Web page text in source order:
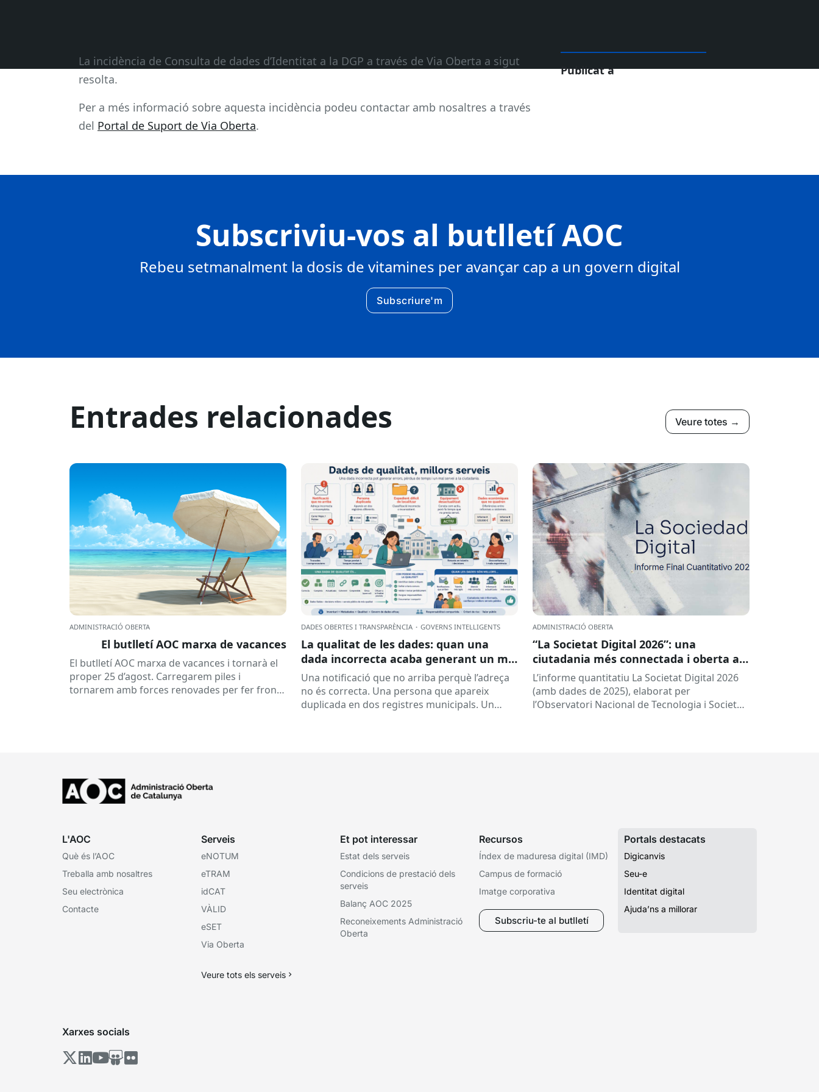
La incidència de Consulta de dades d’Identitat a la DGP a través de Via Oberta a sigut
resolta.
Per a més informació sobre aquesta incidència podeu contactar amb nosaltres a través
del Portal de Suport de Via Oberta.
Publicat a
Subscriviu-vos al butlletí AOC
Rebeu setmanalment la dosis de vitamines per avançar cap a un govern digital
Subscriure'm
Entrades relacionades Veure totes →
ADMINISTRACIÓ OBERTA
El butlletí AOC marxa de vacances
El butlletí AOC marxa de vacances i tornarà el
proper 25 d’agost. Carregarem piles i
tornarem amb forces renovades per fer front
DADES OBERTES I TRANSPARÈNCIA · GOVERNS INTEL·LIGENTS
La qualitat de les dades: quan una
dada incorrecta acaba generant un mal
servei
Una notificació que no arriba perquè l’adreça
no és correcta. Una persona que apareix
duplicada en dos registres municipals. Un
ADMINISTRACIÓ OBERTA
“La Societat Digital 2026”: una
ciutadania més connectada i oberta a
la intel·ligència artificial
L’informe quantitatiu La Societat Digital 2026
(amb dades de 2025), elaborat per
l’Observatori Nacional de Tecnologia i Societat
L'AOC
Què és l’AOC
Treballa amb nosaltres
Seu electrònica
Contacte
Serveis
eNOTUM
eTRAM
idCAT
VÀLID
eSET
Via Oberta
Veure tots els serveis
Et pot interessar
Estat dels serveis
Condicions de prestació dels
serveis
Balanç AOC 2025
Reconeixements Administració
Oberta
Recursos
Índex de maduresa digital (IMD)
Campus de formació
Imatge corporativa
Subscriu-te al butlletí
Portals destacats
Digicanvis
Seu-e
Identitat digital
Ajuda’ns a millorar
Xarxes socials